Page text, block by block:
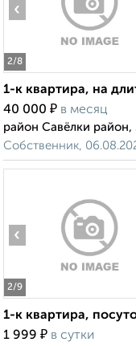
2/8
‹
1-к квартира, на
40 000 ₽ в месяц
район Савёлки
Собственник,
2/9
‹
1-к квартира,
1 999 ₽ в сутки